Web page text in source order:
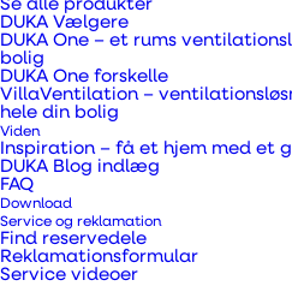
Se alle produkter
DUKA Vælgere
DUKA One – et rums
bolig
DUKA One forskelle
VillaVentilation –
hele din bolig
Viden
Inspiration – få et hjem med et
DUKA Blog indlæg
FAQ
Download
Service og reklamation
Find reservedele
Reklamationsformular
Service videoer